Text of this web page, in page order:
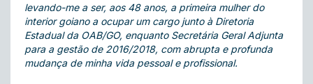
levando-me a ser, aos 48 anos, a primeira mulher do
interior goiano a ocupar um cargo junto à Diretoria
Estadual da OAB/GO, enquanto Secretária Geral Adjunta
para a gestão de 2016/2018, com abrupta e profunda
mudança de minha vida pessoal e profissional.